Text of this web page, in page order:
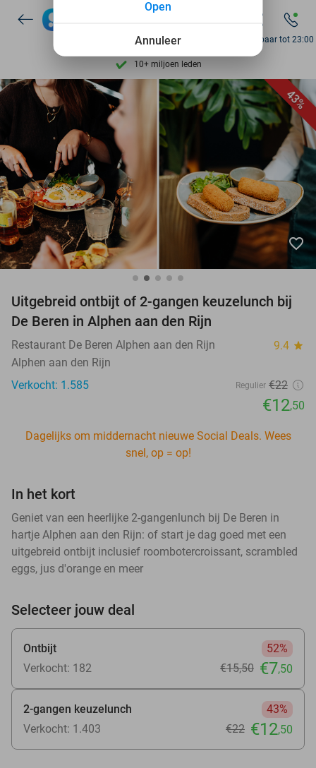
7 dagen per week beschikbaar
10+ miljoen leden
9,4 op basis van
Ontdek 15.000+ deals
7 dagen per week beschikbaar
10+ miljoen leden
Bereikbaar tot 23:00
43%
favorite_border
Uitgebreid ontbijt of 2-gangen keuzelunch bij
De Beren in Alphen aan den Rijn
Restaurant De Beren Alphen aan den Rijn 9.4 star
Alphen aan den Rijn
Verkocht: 1.585
Regulier €22
€12,50
Dagelijks om middernacht nieuwe Social Deals. Wees
snel, op = op!
In het kort
Geniet van een heerlijke 2-gangenlunch bij De Beren in
hartje Alphen aan den Rijn: of start je dag goed met een
uitgebreid ontbijt inclusief roombotercroissant, scrambled
eggs, jus d'orange en meer
Selecteer jouw deal
Ontbijt
52%
Verkocht: 182
€15,50 €7,50
2-gangen keuzelunch
43%
Verkocht: 1.403
€22 €12,50
Annuleer
Open